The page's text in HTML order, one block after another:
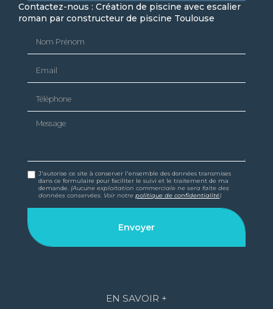
Contactez-nous : Création de piscine avec escalier
roman par constructeur de piscine Toulouse
Message
J'autorise ce site à conserver l'ensemble des données transmises
dans ce formulaire pour faciliter le suivi et le traitement de ma
demande. (Aucune exploitation commerciale ne sera faite des
données conservées. Voir notrepolitique de confidentialité)
EN SAVOIR +